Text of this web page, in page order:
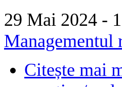
29 Mai 2024 -
Managementul
Citește mai